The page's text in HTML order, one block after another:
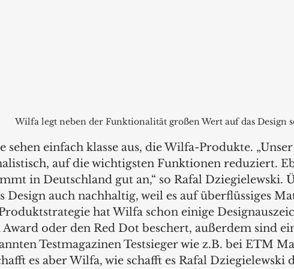
Wilfa legt neben der Funktionalität großen Wert auf das Design
sehen einfach klasse aus, die Wilfa-Produkte.
auf die wichtigsten Funktionen reduziert.
in Deutschland gut an,“ so Rafal Dziegielewski.
Design auch nachhaltig, weil es auf überflüssiges
hat Wilfa schon einige
Award oder den Red Dot beschert, außerdem sind
Testmagazinen Testsieger wie z.B. bei ETM
es aber Wilfa, wie schafft es Rafal Dziegielewski